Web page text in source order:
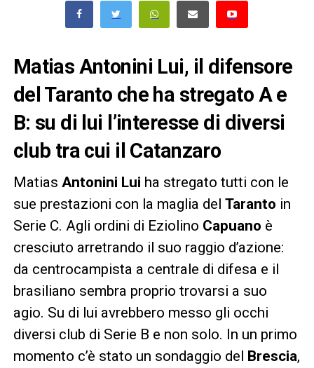
Matias Antonini Lui, il difensore
del Taranto che ha stregato A e
B: su di lui l’interesse di diversi
club tra cui il Catanzaro
Matias Antonini Lui ha stregato tutti con le
sue prestazioni con la maglia del Taranto in
Serie C. Agli ordini di Eziolino Capuano è
cresciuto arretrando il suo raggio d’azione:
da centrocampista a centrale di difesa e il
brasiliano sembra proprio trovarsi a suo
agio. Su di lui avrebbero messo gli occhi
diversi club di Serie B e non solo. In un primo
momento c’è stato un sondaggio del Brescia,